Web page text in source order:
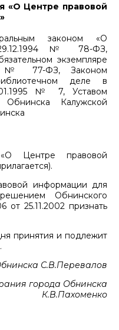
«О Центре правовой
законом «О
№ 78-ФЗ,
экземпляре
№ 77-ФЗ, Законом
деле в
№ 7, Уставом
Обнинска Калужской
Центре правовой
информации для
Обнинского
25.11.2002 признать
принятия и подлежит
С.В.Перевалов
города Обнинска
К.В.Пахоменко